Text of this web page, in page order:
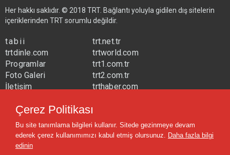
Her hakkı saklıdır. © 2018 TRT. Bağlantı yoluyla gidilen dış sitelerin
içeriklerinden TRT sorumlu değildir.
tabii
trtdinle.com
Programlar
Foto Galeri
İletişim
trt.net.tr
trtworld.com
trt1.com.tr
trt2.com.tr
trthaber.com
trtavaz.com.tr
trtmuzik.net.tr
trtcocuk.net.tr
Çerez Politikası
Bu site tanımlama bilgileri kullanır. Sitede gezinmeye devam
ederek çerez kullanımımızı kabul etmiş olursunuz. Daha fazla bilgi
edinin